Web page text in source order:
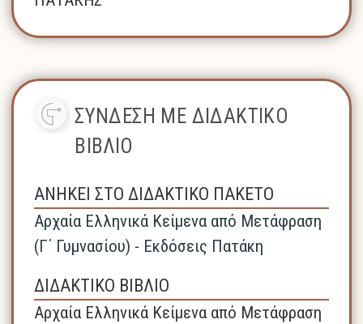
ΣΥΝΔΕΣΗ ΜΕ ΔΙΔΑΚΤΙΚΟ
ΒΙΒΛΙΟ
ΑΝΗΚΕΙ ΣΤΟ ΔΙΔΑΚΤΙΚΟ ΠΑΚΕΤΟ
Αρχαία Ελληνικά Κείμενα από Μετάφραση
(Γ΄ Γυμνασίου) - Εκδόσεις Πατάκη
ΔΙΔΑΚΤΙΚΟ ΒΙΒΛΙΟ
Αρχαία Ελληνικά Κείμενα από Μετάφραση